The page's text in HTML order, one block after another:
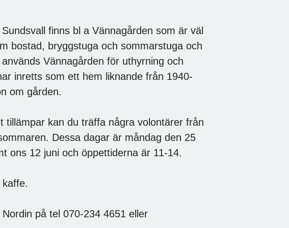
finns bl a Vännagården som är väl
bostad, bryggstuga och sommarstuga och
Vännagården för uthyrning och
inretts som ett hem liknande från 1940-
om gården.
tillämpar kan du träffa några volontärer från
Dessa dagar är måndag den 25
ons 12 juni och öppettiderna är 11-14.
på tel 070-234 4651 eller